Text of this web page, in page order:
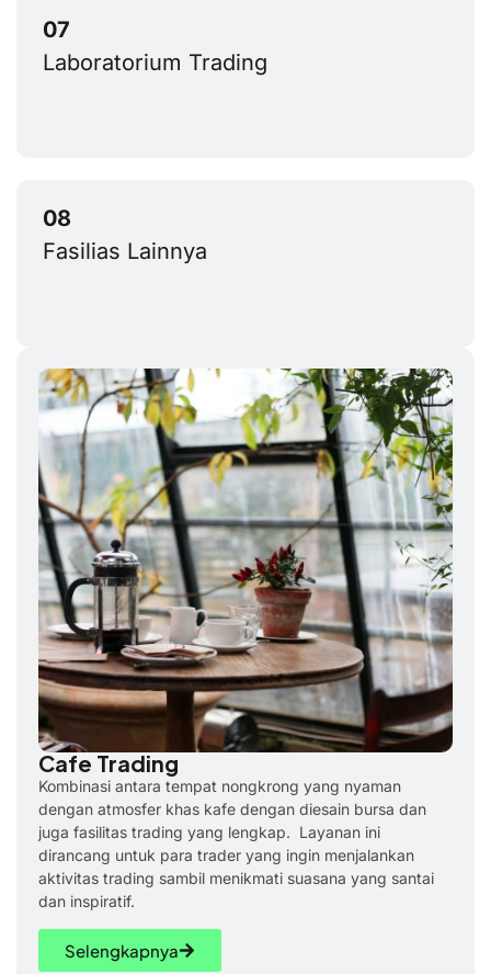
Laboratorium Trading
Fasilias Lainnya
Cafe Trading
Kombinasi antara tempat nongkrong yang nyaman
dengan atmosfer khas kafe dengan diesain bursa dan
juga fasilitas trading yang lengkap. Layanan ini
dirancang untuk para trader yang ingin menjalankan
aktivitas trading sambil menikmati suasana yang santai
dan inspiratif.
Selengkapnya